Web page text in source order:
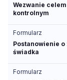
Wezwanie
kontrolnym
Formularz
Postanowienie
świadka
Formularz